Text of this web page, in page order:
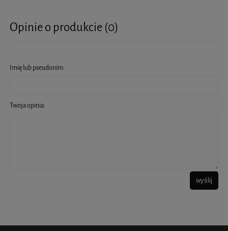
Opinie o produkcie (0)
Imię lub pseudonim:
Twoja opinia:
wyślij